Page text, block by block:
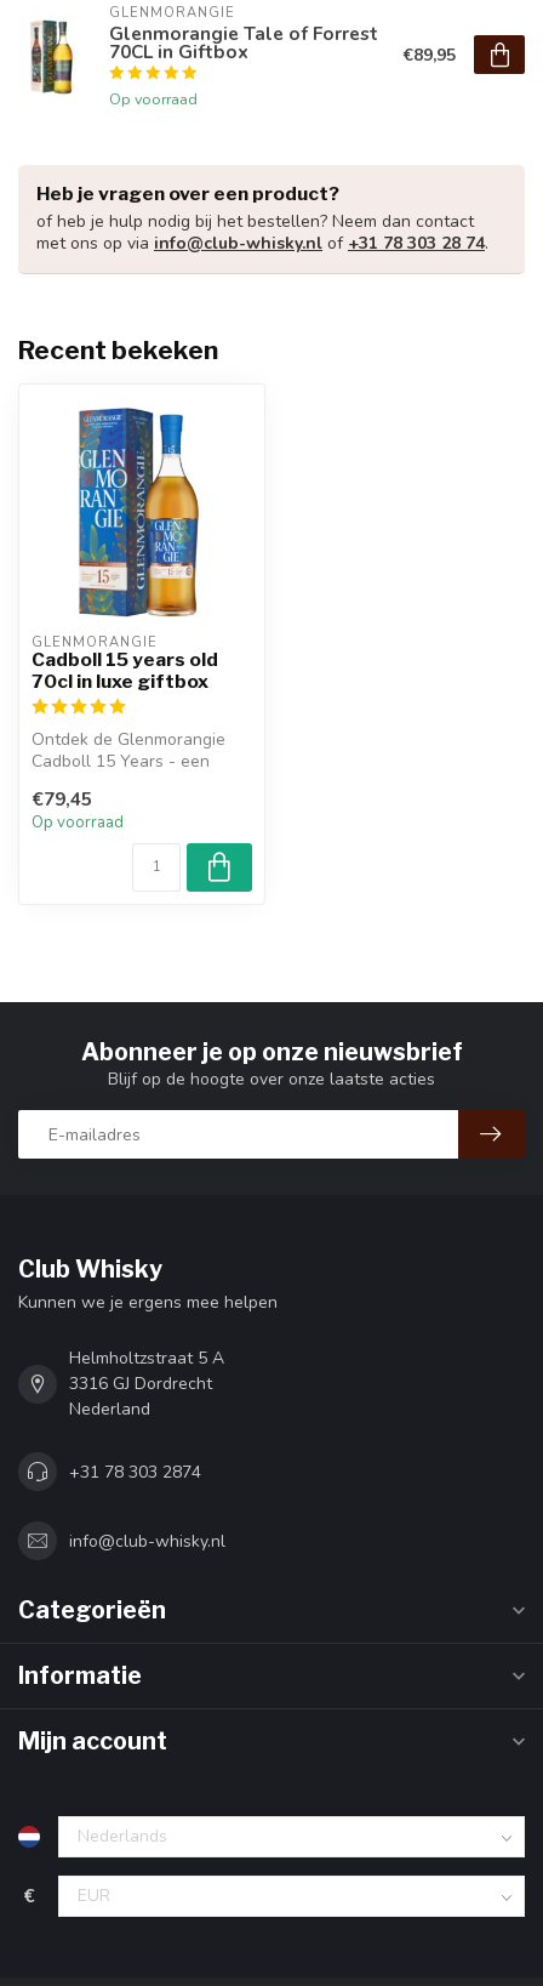
GLENMORANGIE
Glenmorangie Tale of Forrest
70CL in Giftbox
Op voorraad
€89,95
Heb je vragen over een product?
of heb je hulp nodig bij het bestellen? Neem dan contact
met ons op via info@club-whisky.nl of +31 78 303 28 74.
Recent bekeken
GLENMORANGIE
Cadboll 15 years old
70cl in luxe giftbox
Ontdek de Glenmorangie
Cadboll 15 Years - een
Club-Whi...
€79,45
Op voorraad
Abonneer je op onze nieuwsbrief
Blijf op de hoogte over onze laatste acties
Club Whisky
Kunnen we je ergens mee helpen
Helmholtzstraat 5 A
3316 GJ Dordrecht
Nederland
+31 78 303 2874
info@club-whisky.nl
Categorieën
Informatie
Mijn account
€